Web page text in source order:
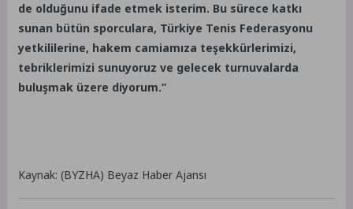
de olduğunu ifade etmek isterim. Bu sürece katkı
sunan bütün sporculara, Türkiye Tenis Federasyonu
yetkililerine, hakem camiamıza teşekkürlerimizi,
tebriklerimizi sunuyoruz ve gelecek turnuvalarda
buluşmak üzere diyorum.”
Kaynak: (BYZHA) Beyaz Haber Ajansı